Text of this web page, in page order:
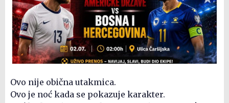
Ovo nije obična utakmica.
Ovo je noć kada se pokazuje karakter.